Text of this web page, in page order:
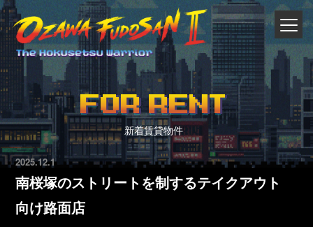
FOR RENT
新着賃貸物件
2025.12.1
南桜塚のストリートを制するテイクアウト
向け路面店